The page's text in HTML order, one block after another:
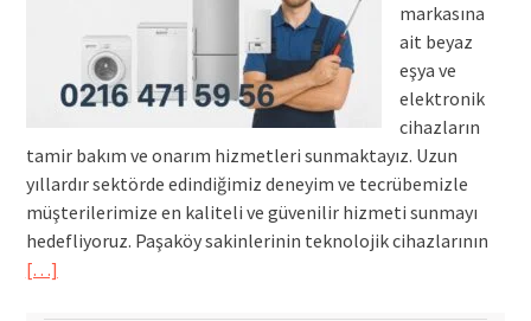
markasına
ait beyaz
eşya ve
elektronik
cihazların
tamir bakım ve onarım hizmetleri sunmaktayız. Uzun
yıllardır sektörde edindiğimiz deneyim ve tecrübemizle
müşterilerimize en kaliteli ve güvenilir hizmeti sunmayı
hedefliyoruz. Paşaköy sakinlerinin teknolojik cihazlarının
[…]